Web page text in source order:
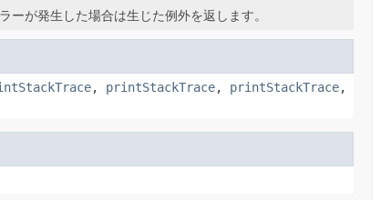
ーが発生した場合は生じた例外を返します。
, printStackTrace, printStackTrace,